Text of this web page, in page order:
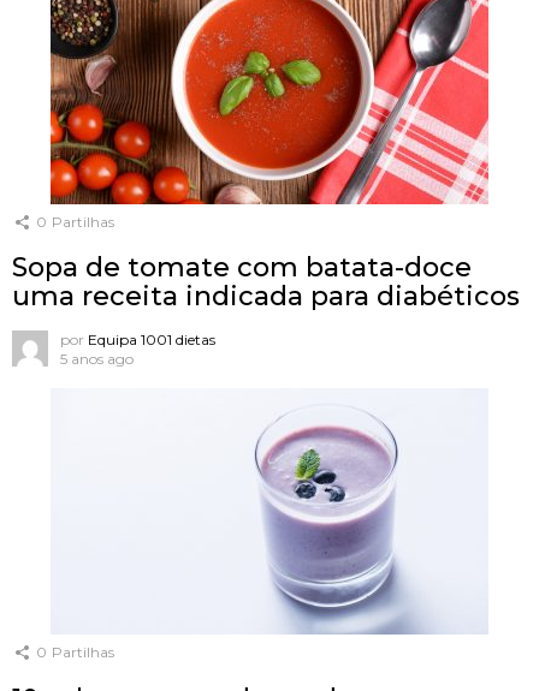
0 Partilhas
Sopa de tomate com batata-doce
uma receita indicada para diabéticos
por Equipa 1001 dietas
5 anos ago
0 Partilhas